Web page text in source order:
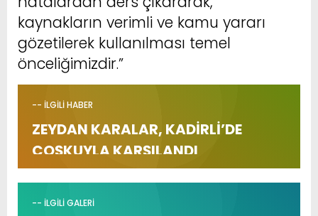
kaynakların verimli ve kamu yararı
gözetilerek kullanılması temel
önceliğimizdir.”
-- İLGİLİ HABER
ZEYDAN KARALAR, KADİRLİ’DE
COŞKUYLA KARŞILANDI
-- İLGİLİ GALERİ